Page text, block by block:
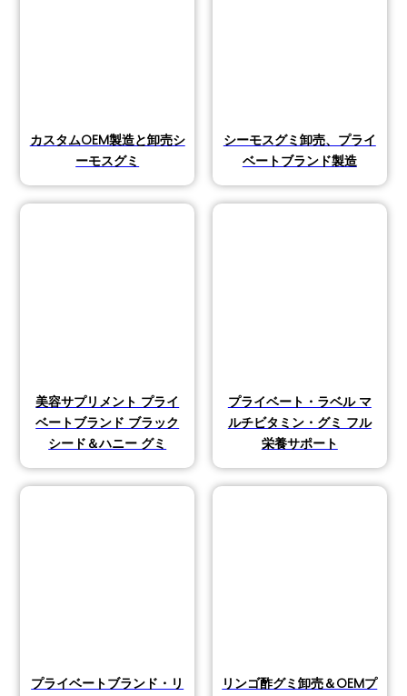
カスタムOEM製造と卸売シ
ーモスグミ
シーモスグミ卸売、プライ
ベートブランド製造
美容サプリメント プライ
ベートブランド ブラック
シード＆ハニー グミ
プライベート・ラベル マ
ルチビタミン・グミ フル
栄養サポート
プライベートブランド・リ
リンゴ酢グミ卸売＆OEMプ